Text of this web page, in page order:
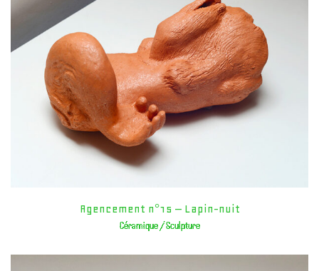
Agencement n°15 – Lapin-nuit
Céramique / Sculpture